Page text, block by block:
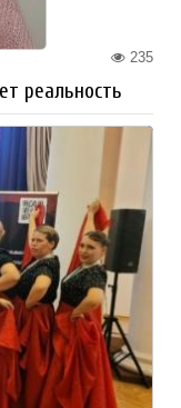
235
реальность